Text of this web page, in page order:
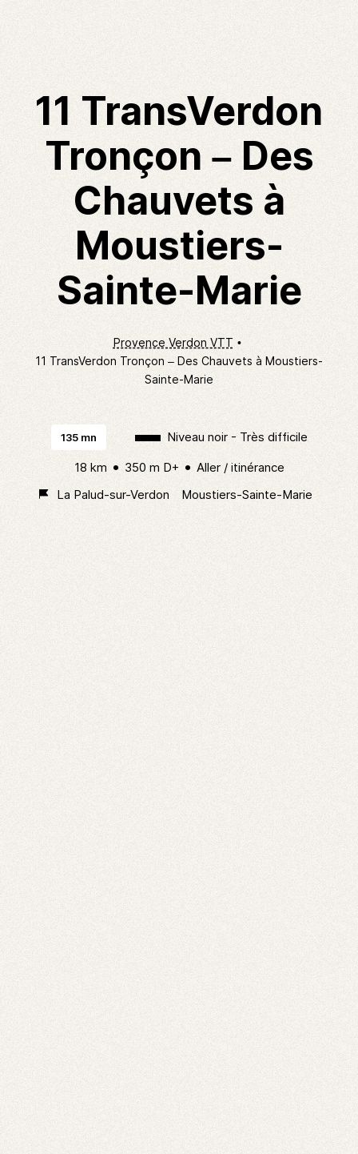
11 TransVerdon
Tronçon – Des
Chauvets à
Moustiers-
Sainte-Marie
Provence Verdon VTT
11 TransVerdon Tronçon – Des Chauvets à Moustiers-
Sainte-Marie
135 mn
Niveau noir - Très difficile
18 km
350 m D+
Aller / itinérance
La Palud-sur-Verdon
Moustiers-Sainte-Marie